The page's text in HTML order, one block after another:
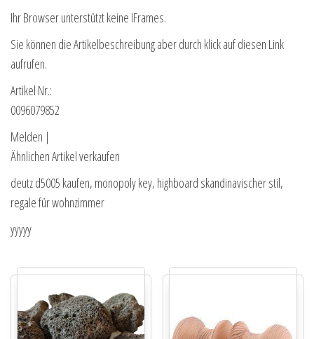
Ihr Browser unterstützt keine IFrames.
Sie können die Artikelbeschreibung aber durch klick auf diesen Link
aufrufen.
Artikel Nr.:
0096079852
Melden |
Ähnlichen Artikel verkaufen
deutz d5005 kaufen, monopoly key, highboard skandinavischer stil,
regale für wohnzimmer
yyyyy